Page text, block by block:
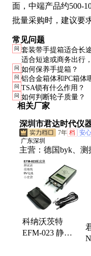
面，中端产品约500-
批量采购时，建议要
常见问题
问 套装带手提箱适合长
适合短途或商务出行
20-24寸，手提箱15-
问 如何保养手提箱？
问 铝合金箱体和PC箱体
问 TSA锁有什么作用？
问 如何判断轮子质量？
相关厂家
深圳市君达时代仪
7年 档 安
广东深圳
主营： 德国byk、测
仪、硬度计、紫外
试表、拉力计、三
硬度仪、探伤灯、
器、风压计、测厚
科纳沃茨特
EFM-023 静电